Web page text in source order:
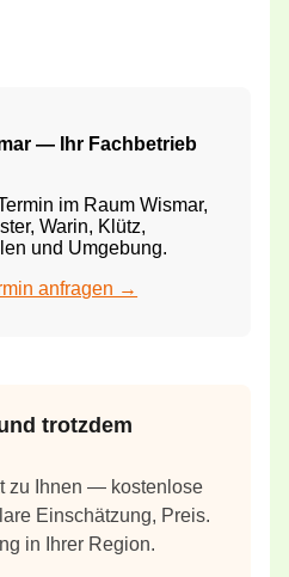
— Ihr Fachbetrieb
im Raum Wismar,
Warin, Klütz,
und Umgebung.
anfragen →
trotzdem
zu Ihnen — kostenlose
Einschätzung, Preis.
in Ihrer Region.